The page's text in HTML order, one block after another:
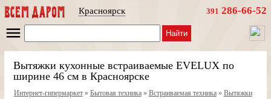
Красноярск 391 286-66-52
Найти
Вытяжки кухонные встраиваемые EVELUX по
ширине 46 см в Красноярске
Интернет-гипермаркет» Бытовая техника» Встраиваемая техника» Вытяжки